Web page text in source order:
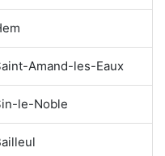
Amand-les-Eaux
le-Noble